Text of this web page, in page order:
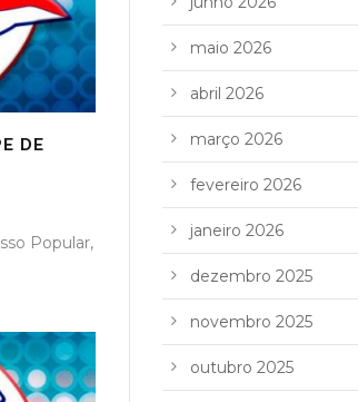
DE
Popular,
maio 2026
abril 2026
março 2026
fevereiro 2026
janeiro 2026
dezembro 2025
novembro 2025
outubro 2025